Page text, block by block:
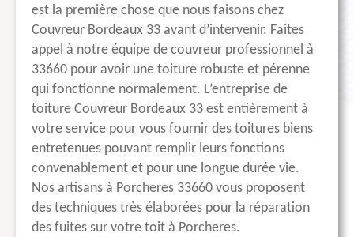
est la première chose que nous faisons chez
Couvreur Bordeaux 33 avant d’intervenir. Faites
appel à notre équipe de couvreur professionnel à
33660 pour avoir une toiture robuste et pérenne
qui fonctionne normalement. L’entreprise de
toiture Couvreur Bordeaux 33 est entièrement à
votre service pour vous fournir des toitures biens
entretenues pouvant remplir leurs fonctions
convenablement et pour une longue durée vie.
Nos artisans à Porcheres 33660 vous proposent
des techniques très élaborées pour la réparation
des fuites sur votre toit à Porcheres.